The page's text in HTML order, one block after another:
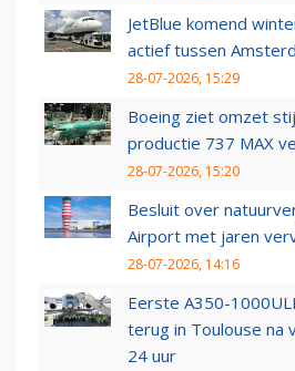
JetBlue komend
actief tussen
28-07-2026, 15:29
Boeing ziet omzet
productie 737 MAX
28-07-2026, 15:20
Besluit over
Airport met jaren
28-07-2026, 14:16
Eerste A350-
terug in Toulouse na
24 uur